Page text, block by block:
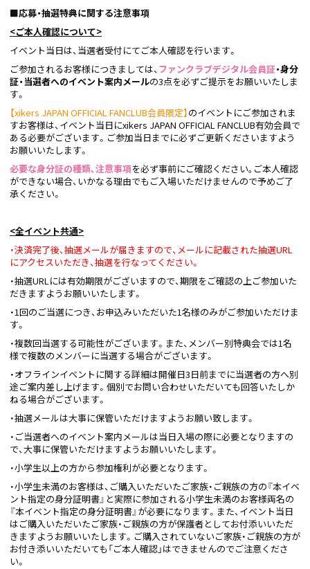
■応募・抽選特典に関する注意事項
<ご本人確認について>
イベント当日は、当選者受付にてご本人確認を行います。
ご参加されるお客様につきましては、ファンクラブデジタル会員証・身分
証・当選者へのイベント案内メールの3点を必ずご提示をお願いいたしま
す。
【xikers JAPAN OFFICIAL FANCLUB会員限定】のイベントにご参加されま
すお客様は、イベント当日にxikers JAPAN OFFICIAL FANCLUB有効会員で
ある必要がございます。ご参加当日までに必ずご更新くださいますよう
お願いいたします。
必要な身分証の種類､注意事項を必ず事前にご確認ください｡ご本人確認
ができない場合、いかなる理由でもご入場いただけませんので予めご了
承ください。
<全イベント共通>
・決済完了後、抽選メールが届きますので、メールに記載された抽選URL
にアクセスいただき、抽選を行なってください。
・抽選URLには有効期限がございますので、期限をご確認の上ご参加いた
だきますようお願いいたします。
・1回のご当選につき、お申込みいただいた1名様のみがご参加いただけま
す。
・複数回当選する可能性がございます。また、メンバー別特典会では1名
様で複数のメンバーに当選する場合がございます。
・オフラインイベントに関する詳細は開催日3日前までに当選者の方へ別
途ご案内差し上げます。個別でお問い合わせいただいても回答いたしか
ねる場合がございます。
・抽選メールは大事に保管いただけますようお願い致します。
・ご当選者へのイベント案内メールは当日入場の際に必要となりますの
で、大事に保管いただけますようお願いいたします。
・小学生以上の方から参加権利が必要となります。
・小学生未満のお客様は、ご購入いただいたご家族・ご親族の方の『本イベ
ント指定の身分証明書』と実際に参加される小学生未満のお客様両名の
『本イベント指定の身分証明書』が必要になります。また、イベント当日
はご購入いただいたご家族・ご親族の方が保護者としてお付添いいただ
きますようお願いいたします。ご購入されていないご家族・ご親族の方が
お付き添いいただいても「ご本人確認」はできませんのでご注意くださ
い。